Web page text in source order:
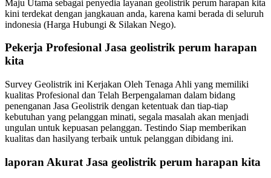
Maju Utama sebagai penyedia layanan geolistrik perum harapan kita
kini terdekat dengan jangkauan anda, karena kami berada di seluruh
indonesia (Harga Hubungi & Silakan Nego).
Pekerja Profesional Jasa geolistrik perum harapan
kita
Survey Geolistrik ini Kerjakan Oleh Tenaga Ahli yang memiliki
kualitas Profesional dan Telah Berpengalaman dalam bidang
penenganan Jasa Geolistrik dengan ketentuak dan tiap-tiap
kebutuhan yang pelanggan minati, segala masalah akan menjadi
ungulan untuk kepuasan pelanggan. Testindo Siap memberikan
kualitas dan hasilyang terbaik untuk pelanggan dibidang ini.
laporan Akurat Jasa geolistrik perum harapan kita